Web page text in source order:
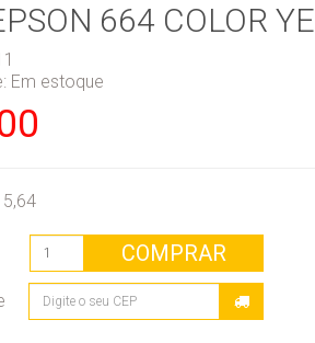
664 COLOR
Em estoque
COMPRAR